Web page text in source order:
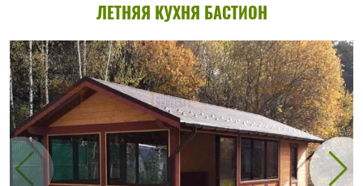
ЛЕТНЯЯ КУХНЯ БАСТИОН